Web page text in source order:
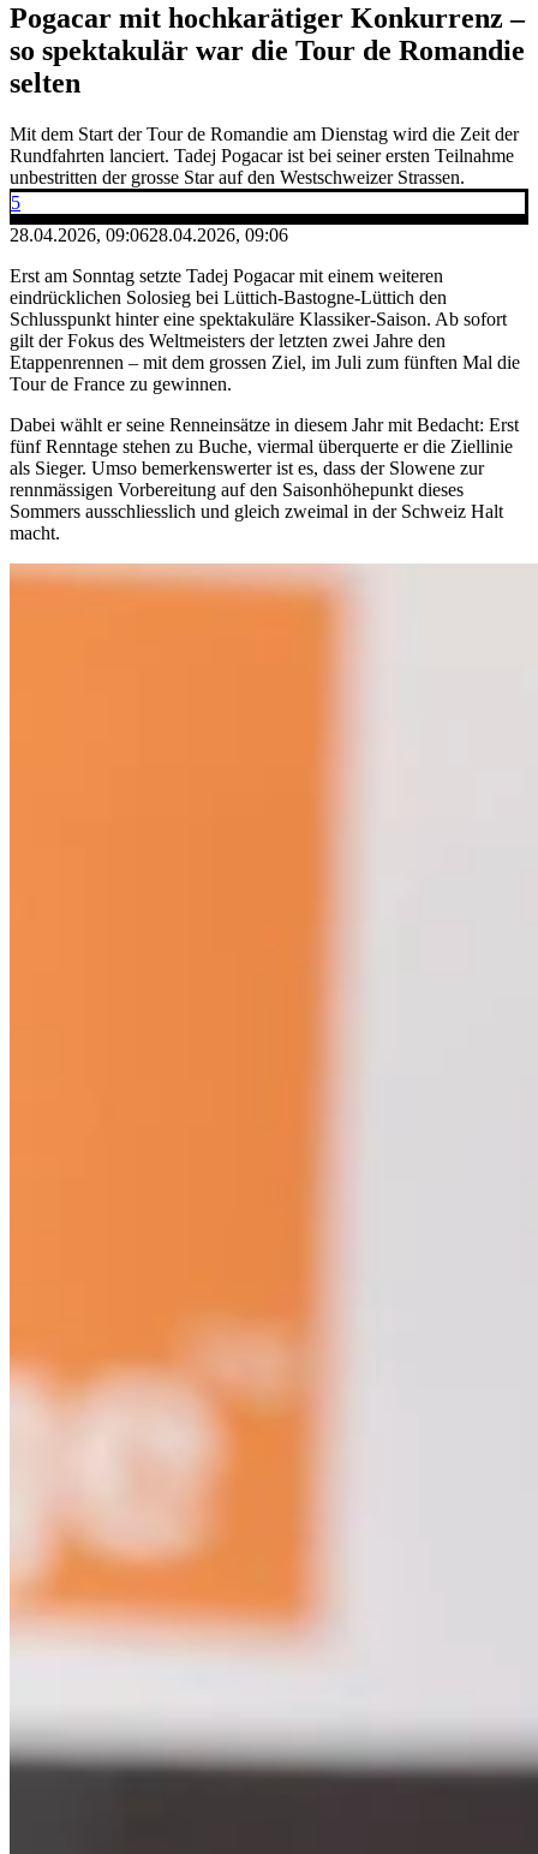
Pogacar mit hochkarätiger Konkurrenz –
so spektakulär war die Tour de Romandie
selten
Mit dem Start der Tour de Romandie am Dienstag wird die Zeit der
Rundfahrten lanciert. Tadej Pogacar ist bei seiner ersten Teilnahme
unbestritten der grosse Star auf den Westschweizer Strassen.
5
28.04.2026, 09:0628.04.2026, 09:06
Erst am Sonntag setzte Tadej Pogacar mit einem weiteren
eindrücklichen Solosieg bei Lüttich-Bastogne-Lüttich den
Schlusspunkt hinter eine spektakuläre Klassiker-Saison. Ab sofort
gilt der Fokus des Weltmeisters der letzten zwei Jahre den
Etappenrennen – mit dem grossen Ziel, im Juli zum fünften Mal die
Tour de France zu gewinnen.
Dabei wählt er seine Renneinsätze in diesem Jahr mit Bedacht: Erst
fünf Renntage stehen zu Buche, viermal überquerte er die Ziellinie
als Sieger. Umso bemerkenswerter ist es, dass der Slowene zur
rennmässigen Vorbereitung auf den Saisonhöhepunkt dieses
Sommers ausschliesslich und gleich zweimal in der Schweiz Halt
macht.